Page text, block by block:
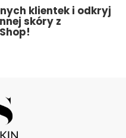
klientek i odkryj
skóry z